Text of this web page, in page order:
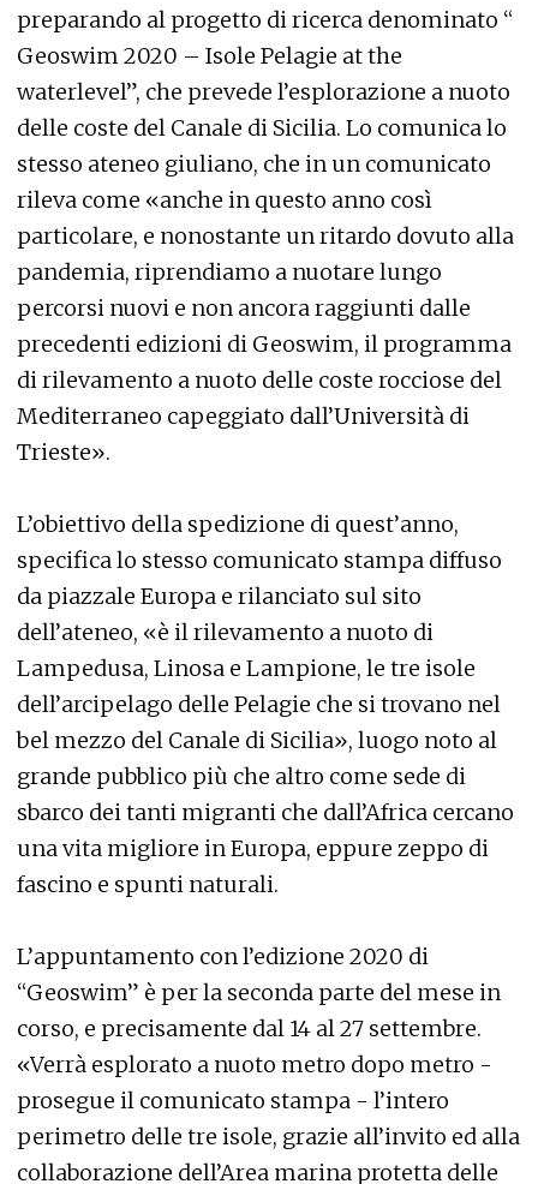
preparando al progetto di ricerca denominato “
Geoswim 2020 – Isole Pelagie at the
waterlevel”, che prevede l’esplorazione a nuoto
delle coste del Canale di Sicilia. Lo comunica lo
stesso ateneo giuliano, che in un comunicato
rileva come «anche in questo anno così
particolare, e nonostante un ritardo dovuto alla
pandemia, riprendiamo a nuotare lungo
percorsi nuovi e non ancora raggiunti dalle
precedenti edizioni di Geoswim, il programma
di rilevamento a nuoto delle coste rocciose del
Mediterraneo capeggiato dall’Università di
Trieste».
L’obiettivo della spedizione di quest’anno,
specifica lo stesso comunicato stampa diffuso
da piazzale Europa e rilanciato sul sito
dell’ateneo, «è il rilevamento a nuoto di
Lampedusa, Linosa e Lampione, le tre isole
dell’arcipelago delle Pelagie che si trovano nel
bel mezzo del Canale di Sicilia», luogo noto al
grande pubblico più che altro come sede di
sbarco dei tanti migranti che dall’Africa cercano
una vita migliore in Europa, eppure zeppo di
fascino e spunti naturali.
L’appuntamento con l’edizione 2020 di
“Geoswim” è per la seconda parte del mese in
corso, e precisamente dal 14 al 27 settembre.
«Verrà esplorato a nuoto metro dopo metro -
prosegue il comunicato stampa - l’intero
perimetro delle tre isole, grazie all’invito ed alla
collaborazione dell’Area marina protetta delle